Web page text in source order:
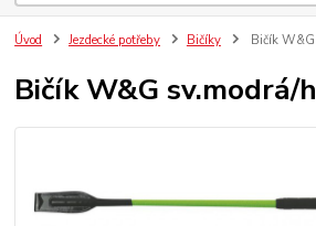
Úvod Jezdecké potřeby Bičíky Bičík
Bičík W&G sv.modrá/